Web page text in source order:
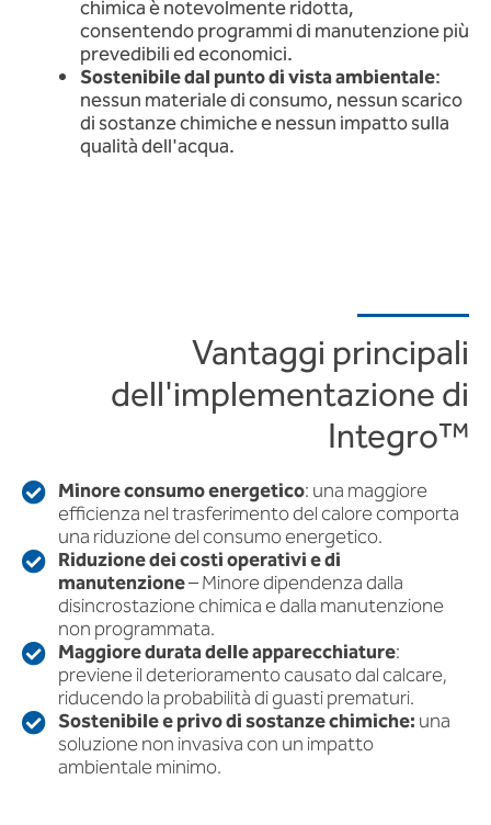
chimica è notevolmente ridotta,
consentendo programmi di manutenzione più
prevedibili ed economici.
Sostenibile dal punto di vista ambientale:
nessun materiale di consumo, nessun scarico
di sostanze chimiche e nessun impatto sulla
qualità dell'acqua.
Vantaggi principali
dell'implementazione di
Integro™
Minore consumo energetico: una maggiore
efficienza nel trasferimento del calore comporta
una riduzione del consumo energetico.
Riduzione dei costi operativi e di
manutenzione– Minore dipendenza dalla
disincrostazione chimica e dalla manutenzione
non programmata.
Maggiore durata delle apparecchiature:
previene il deterioramento causato dal calcare,
riducendo la probabilità di guasti prematuri.
Sostenibile e privo di sostanze chimiche:una
soluzione non invasiva con un impatto
ambientale minimo.